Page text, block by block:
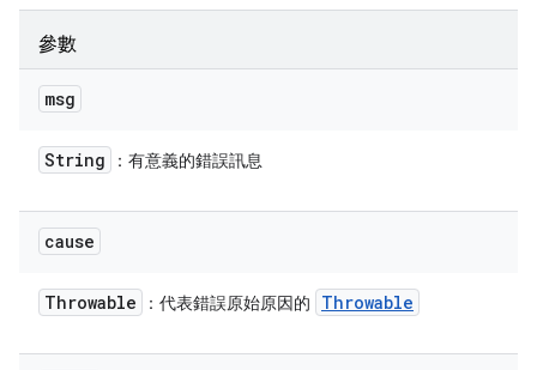
參數
msg
String ：有意義的錯誤訊息
cause
Throwable ：代表錯誤原始原因的 Throwable